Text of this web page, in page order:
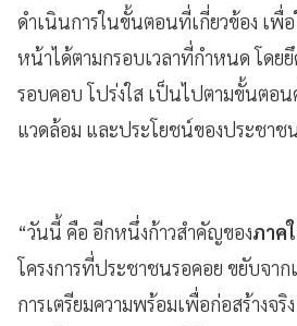
ดำเนินการในขั้นตอนที่เกี่ยวข้อง เพื่อ
หน้าได้ตามกรอบเวลาที่กำหนด โดย
รอบคอบ โปร่งใส เป็นไปตามขั้นตอน
แวดล้อม และประโยชน์ของประชา
“วันนี้ คือ อีกหนึ่งก้าวสำคัญของภาค
โครงการที่ประชาชนรอคอย ขยับจา
การเตรียมความพร้อมเพื่อก่อสร้างจ